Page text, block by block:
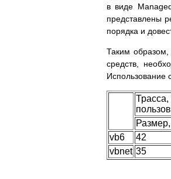
в виде
представлены
порядка и
Таким
средств,
Использование
vb6
42
vbnet 35